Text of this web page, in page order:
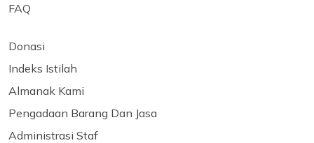
FAQ
Donasi
Indeks Istilah
Almanak Kami
Pengadaan Barang Dan Jasa
Administrasi Staf